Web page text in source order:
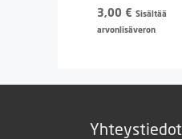
3,00 € Sisältää
arvonlisäveron
Yhteystiedot